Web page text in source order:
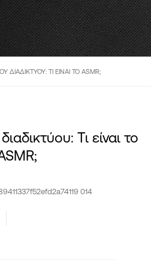
ΔΙΑΔΙΚΤΎΟΥ: ΤΙ ΕΊΝΑΙ ΤΟ ASMR;
Τι είναι το